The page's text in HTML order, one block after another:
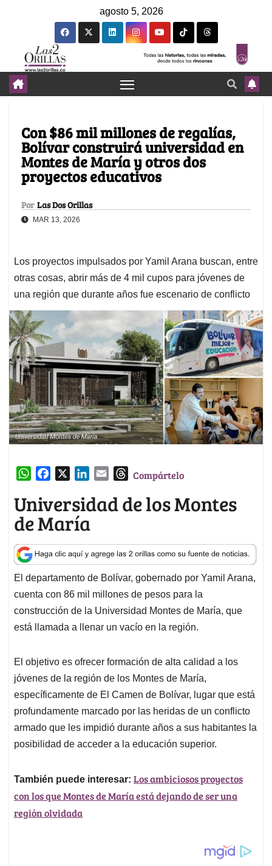
agosto 5, 2026
Con $86 mil millones de regalías,
Bolívar construirá universidad en
Montes de María y otros dos
proyectos educativos
Por Las Dos Orillas
MAR 13, 2026
Los proyectos impulsados por Yamil Arana buscan, entre
otras cosas, abrir más de 4 mil cupos para jóvenes de
una región que durante años fue escenario de conflicto
W
a
s
A
p
p
c
e
b
o
o
k
n
e
d
I
n
a
T
r
d
s
Compártelo
Universidad de los Montes
de María
El departamento de Bolívar, gobernado por Yamil Arana,
cuenta con 86 mil millones de pesos para la
construcción de la Universidad Montes de María, que
está llamada a llenar un vacío en la región.
El objetivo es ofrecer formación de alta calidad a los
jóvenes de la región de los Montes de María,
específicamente de El Camen de Bolívar, lugar que está
profundamente marcado por las heridas de un conflicto
armado que les impidió durante años a sus habitantes la
posibilidad de acceder a la educación superior.
También puede interesar: Los ambiciosos proyectos
con los que Montes de María está dejando de ser una
región olvidada